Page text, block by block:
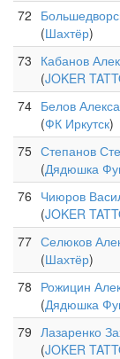
72
(Шахтёр)
73 Кабанов
(JOKER
74 Белов
(ФК Иркутск)
75 Степанов
(Дядюшка
76 Чиюров
(JOKER
77 Селюков
(Шахтёр)
78 Рожицин
(Дядюшка
79 Лазаренко
(JOKER